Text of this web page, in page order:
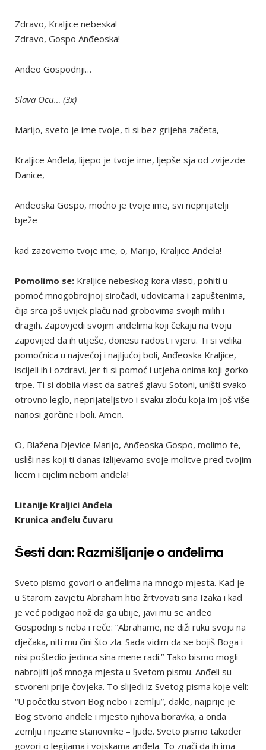
Zdravo, Kraljice nebeska!
Zdravo, Gospo Anđeoska!
Anđeo Gospodnji…
Slava Ocu… (3x)
Marijo, sveto je ime tvoje, ti si bez grijeha začeta,
Kraljice Anđela, lijepo je tvoje ime, ljepše sja od zvijezde
Danice,
Anđeoska Gospo, moćno je tvoje ime, svi neprijatelji
bježe
kad zazovemo tvoje ime, o, Marijo, Kraljice Anđela!
Pomolimo se: Kraljice nebeskog kora vlasti, pohiti u
pomoć mnogobrojnoj siročadi, udovicama i zapuštenima,
čija srca još uvijek plaču nad grobovima svojih milih i
dragih. Zapovjedi svojim anđelima koji čekaju na tvoju
zapovijed da ih utješe, donesu radost i vjeru. Ti si velika
pomoćnica u najvećoj i najljućoj boli, Anđeoska Kraljice,
iscijeli ih i ozdravi, jer ti si pomoć i utjeha onima koji gorko
trpe. Ti si dobila vlast da satreš glavu Sotoni, uništi svako
otrovno leglo, neprijateljstvo i svaku zloću koja im još više
nanosi gorčine i boli. Amen.
O, Blažena Djevice Marijo, Anđeoska Gospo, molimo te,
usliši nas koji ti danas izlijevamo svoje molitve pred tvojim
licem i cijelim nebom anđela!
Litanije Kraljici Anđela
Krunica anđelu čuvaru
Šesti dan: Razmišljanje o anđelima
Sveto pismo govori o anđelima na mnogo mjesta. Kad je
u Starom zavjetu Abraham htio žrtvovati sina Izaka i kad
je već podigao nož da ga ubije, javi mu se anđeo
Gospodnji s neba i reče: “Abrahame, ne diži ruku svoju na
dječaka, niti mu čini što zla. Sada vidim da se bojiš Boga i
nisi poštedio jedinca sina mene radi.” Tako bismo mogli
nabrojiti još mnoga mjesta u Svetom pismu. Anđeli su
stvoreni prije čovjeka. To slijedi iz Svetog pisma koje veli:
“U početku stvori Bog nebo i zemlju”, dakle, najprije je
Bog stvorio anđele i mjesto njihova boravka, a onda
zemlju i njezine stanovnike – ljude. Sveto pismo također
govori o legijama i vojskama anđela. To znači da ih ima